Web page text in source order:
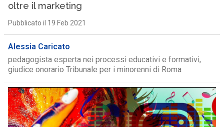
oltre il marketing
Pubblicato il 19 Feb 2021
Alessia Caricato
pedagogista esperta nei processi educativi e formativi,
giudice onorario Tribunale per i minorenni di Roma